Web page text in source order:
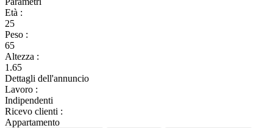
Età :
25
Peso :
65
Altezza :
1.65
Dettagli dell'annuncio
Lavoro :
Indipendenti
Ricevo clienti :
Appartamento